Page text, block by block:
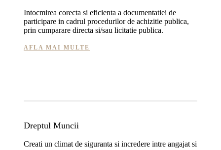
Intocmirea corecta si eficienta a documentatiei de
participare in cadrul procedurilor de achizitie publica,
prin cumparare directa si/sau licitatie publica.
AFLA MAI MULTE
Dreptul Muncii
Creati un climat de siguranta si incredere intre angajat si